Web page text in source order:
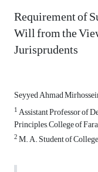
Requirement of
Will from the
Jurisprudents
Seyyed Ahmad
1Assistant Professor of
Principles, College of
2M. A. Student of